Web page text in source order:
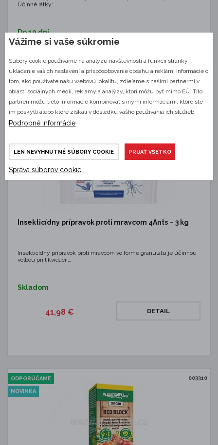
Účinné látky:…
Do 10 dní
87,00 €
ODPORÚČAME
Insekticídny prípravok proti mravcom 4Ants – 3 kg
Insekticídny prípravok proti mravcom vo forme granulátu je účinnou
voľbou pri likvidácii…
Skladom
41,98 € DETAIL
003310
ODPORÚČAME
NOVINKA
Vážime si vaše súkromie
Súbory cookie používame na analýzu návštevnosti a funkcií stránky,
ukladanie vašich nastavení a prispôsobovanie obsahu a reklám. Informácie o
tom, ako používate našu webovú lokalitu, zdieľame s našimi partnermi v
oblasti sociálnych médií, reklamy a analýzy, ktorí môžu byť mimo EÚ. Títo
partneri môžu tieto informácie kombinovať s inými informáciami, ktoré ste
im poskytli alebo ktoré získali v dôsledku vášho používania ich služieb.
Podrobné informácie
LEN NEVYHNUTNÉ SÚBORY COOKIE PRIJAŤ VŠETKO
Správa súborov cookie